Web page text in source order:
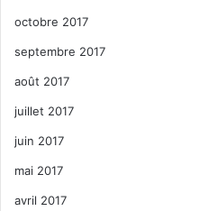
octobre 2017
septembre 2017
août 2017
juillet 2017
juin 2017
mai 2017
avril 2017